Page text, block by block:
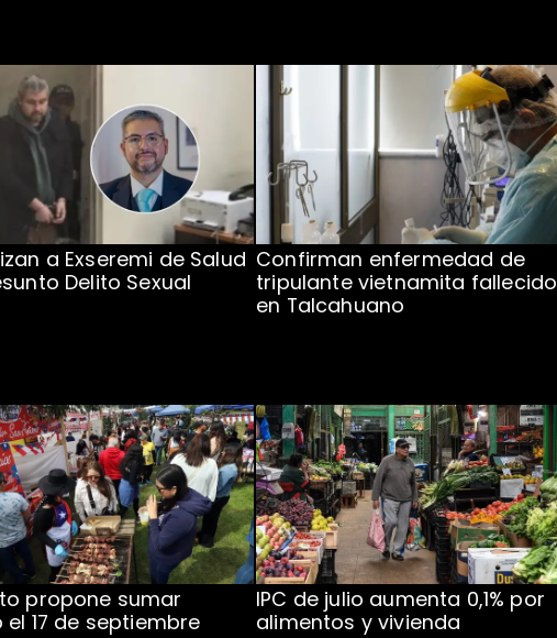
a Exseremi de Salud
Delito Sexual
Confirman enfermedad de
tripulante vietnamita fallecido
en Talcahuano
propone sumar
17 de septiembre
IPC de julio aumenta 0,1% por
alimentos y vivienda